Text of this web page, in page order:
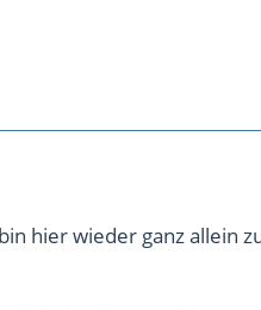
hier wieder ganz allein